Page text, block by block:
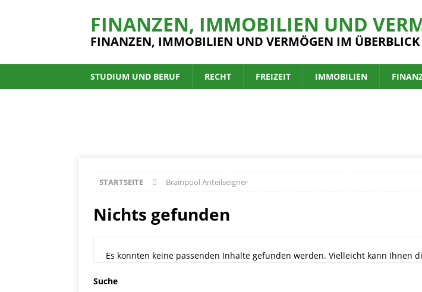
FINANZEN, IMMOBILIEN UND
FINANZEN, IMMOBILIEN UND VERMÖGEN IM ÜBERBLICK
STUDIUM UND BERUF RECHT FREIZEIT IMMOBILIEN
STARTSEITE Brainpool Anteilseigner
Nichts gefunden
Es konnten keine passenden Inhalte gefunden werden. Vielleicht kann Ihnen
Suche